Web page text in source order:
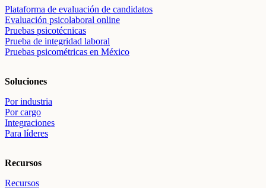
Plataforma de evaluación de candidatos
Evaluación psicolaboral online
Pruebas psicotécnicas
Prueba de integridad laboral
Pruebas psicométricas en México
Soluciones
Por industria
Por cargo
Integraciones
Para líderes
Recursos
Recursos